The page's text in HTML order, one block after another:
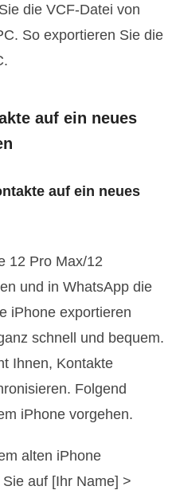
die VCF-Datei von
So exportieren Sie die
auf ein neues
auf ein neues
12 Pro Max/12
und in WhatsApp die
iPhone exportieren
schnell und bequem.
Ihnen, Kontakte
Folgend
iPhone vorgehen.
alten iPhone
auf [Ihr Name] >